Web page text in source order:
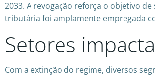
2033. A revogação reforça o objetivo
tributária foi amplamente empregada
Setores
Com a extinção do regime, diversos